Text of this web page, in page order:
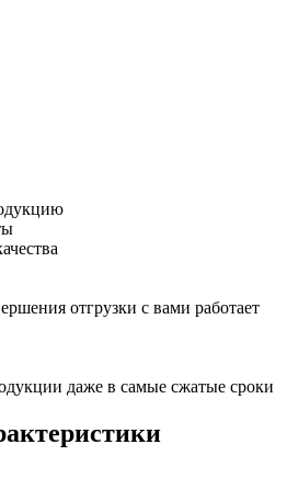
отгрузки с вами работает
даже в самые сжатые сроки